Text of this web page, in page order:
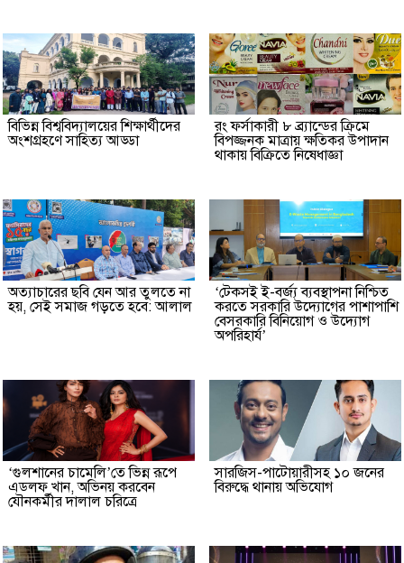
বিভিন্ন বিশ্ববিদ্যালয়ের শিক্ষার্থীদের
অংশগ্রহণে সাহিত্য আড্ডা
রং ফর্সাকারী ৮ ব্র্যান্ডের ক্রিমে
বিপজ্জনক মাত্রায় ক্ষতিকর উপাদান
থাকায় বিক্রিতে নিষেধাজ্ঞা
অত্যাচারের ছবি যেন আর তুলতে না
হয়, সেই সমাজ গড়তে হবে: আলাল
‘টেকসই ই-বর্জ্য ব্যবস্থাপনা নিশ্চিত
করতে সরকারি উদ্যোগের পাশাপাশি
বেসরকারি বিনিয়োগ ও উদ্যোগ
অপরিহার্য’
‘গুলশানের চামেলি’তে ভিন্ন রূপে
এডলফ খান, অভিনয় করবেন
যৌনকর্মীর দালাল চরিত্রে
সারজিস-পাটোয়ারীসহ ১০ জনের
বিরুদ্ধে থানায় অভিযোগ